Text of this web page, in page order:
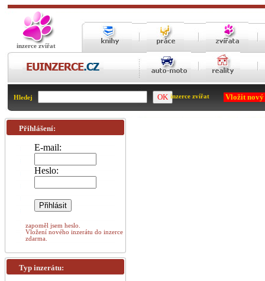
inzerce zvířat
Hledej inzerce zvířat Vložit
Přihlášení:
E-mail:
Heslo:
zapoměl jsem heslo.
Vložení nového inzerátu do inzerce
zdarma.
Typ inzerátu: